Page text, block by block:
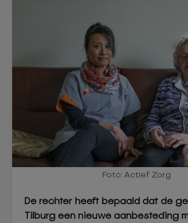
Foto: Actief Zorg
De rechter heeft bepaald dat de
Tilburg een nieuwe aanbesteding